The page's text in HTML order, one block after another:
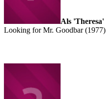
Als 'Theresa'
Looking for Mr. Goodbar (1977)